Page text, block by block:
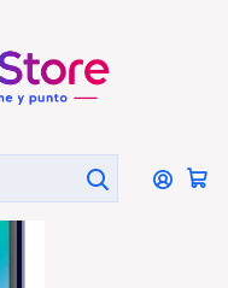
Celulares Senior
Color Azul - Ps